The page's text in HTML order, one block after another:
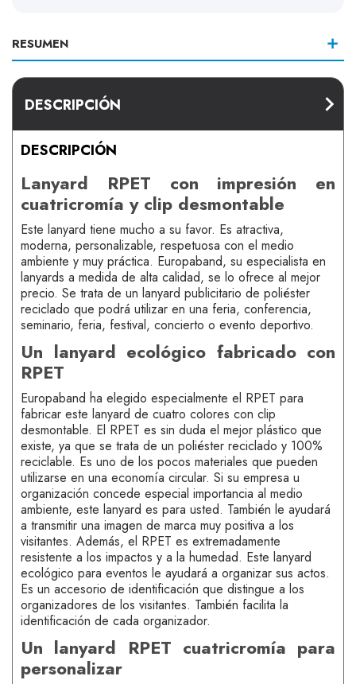
RESUMEN
DESCRIPCIÓN
DESCRIPCIÓN
Lanyard RPET con impresión en
cuatricromía y clip desmontable
Este lanyard tiene mucho a su favor. Es atractiva,
moderna, personalizable, respetuosa con el medio
ambiente y muy práctica. Europaband, su especialista en
lanyards a medida de alta calidad, se lo ofrece al mejor
precio. Se trata de un lanyard publicitario de poliéster
reciclado que podrá utilizar en una feria, conferencia,
seminario, feria, festival, concierto o evento deportivo.
Un lanyard ecológico fabricado con
RPET
Europaband ha elegido especialmente el RPET para
fabricar este lanyard de cuatro colores con clip
desmontable. El RPET es sin duda el mejor plástico que
existe, ya que se trata de un poliéster reciclado y 100%
reciclable. Es uno de los pocos materiales que pueden
utilizarse en una economía circular. Si su empresa u
organización concede especial importancia al medio
ambiente, este lanyard es para usted. También le ayudará
a transmitir una imagen de marca muy positiva a los
visitantes. Además, el RPET es extremadamente
resistente a los impactos y a la humedad. Este lanyard
ecológico para eventos le ayudará a organizar sus actos.
Es un accesorio de identificación que distingue a los
organizadores de los visitantes. También facilita la
identificación de cada organizador.
Un lanyard RPET cuatricromía para
personalizar